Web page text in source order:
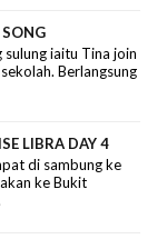
sulung iaitu Tina join
Berlangsung
LIBRA DAY 4
di sambung ke
ke Bukit